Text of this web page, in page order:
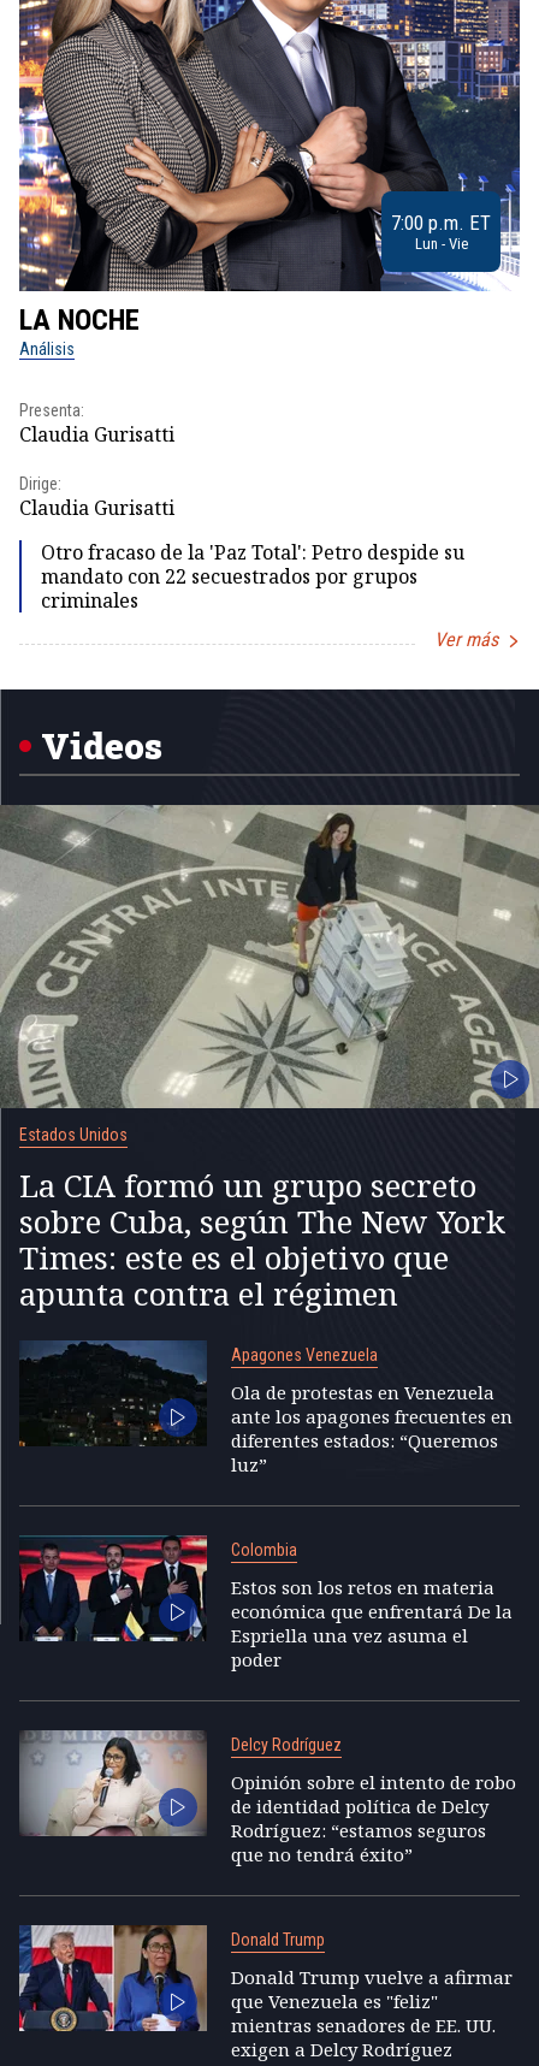
7:00 p.m. ET
Lun - Vie
LA NOCHE
Análisis
Presenta:
Claudia Gurisatti
Dirige:
Claudia Gurisatti
Otro fracaso de la 'Paz Total': Petro despide su
mandato con 22 secuestrados por grupos
criminales
Ver más
1
Videos
Estados Unidos
La CIA formó un grupo secreto
sobre Cuba, según The New York
Times: este es el objetivo que
apunta contra el régimen
Apagones Venezuela
Ola de protestas en Venezuela
ante los apagones frecuentes en
diferentes estados: “Queremos
luz”
Colombia
Estos son los retos en materia
económica que enfrentará De la
Espriella una vez asuma el
poder
Delcy Rodríguez
Opinión sobre el intento de robo
de identidad política de Delcy
Rodríguez: “estamos seguros
que no tendrá éxito”
Donald Trump
Donald Trump vuelve a afirmar
que Venezuela es "feliz"
mientras senadores de EE. UU.
exigen a Delcy Rodríguez